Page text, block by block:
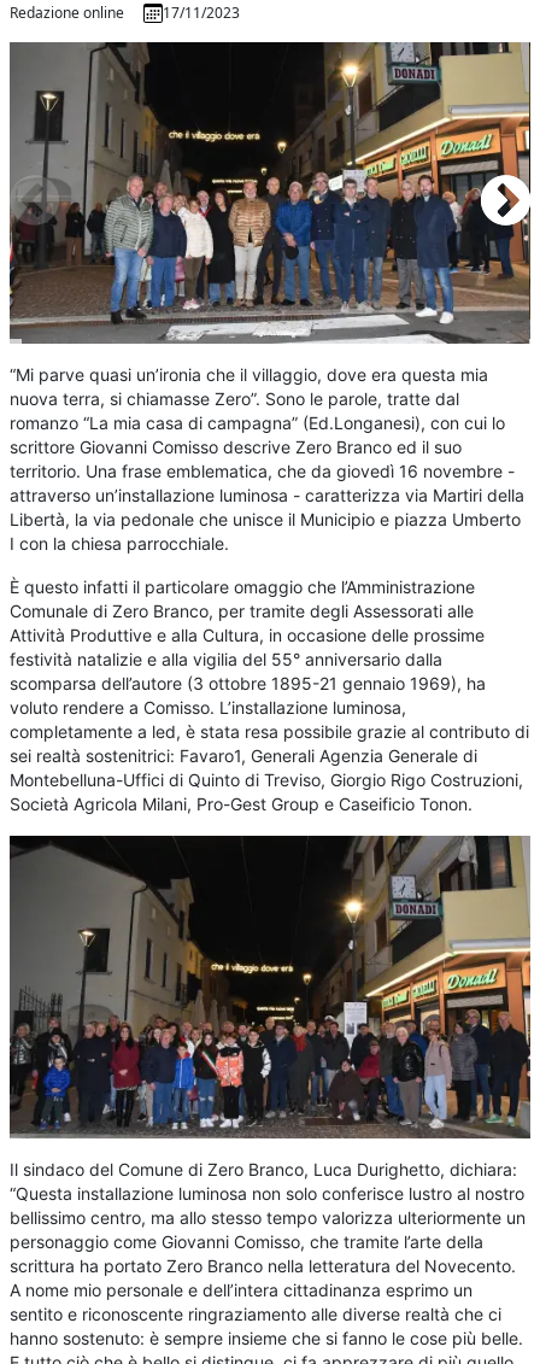
Redazione online 17/11/2023
“Mi parve quasi un’ironia che il villaggio, dove era questa mia
nuova terra, si chiamasse Zero”. Sono le parole, tratte dal
romanzo “La mia casa di campagna” (Ed.Longanesi), con cui lo
scrittore Giovanni Comisso descrive Zero Branco ed il suo
territorio. Una frase emblematica, che da giovedì 16 novembre -
attraverso un’installazione luminosa - caratterizza via Martiri della
Libertà, la via pedonale che unisce il Municipio e piazza Umberto
I con la chiesa parrocchiale.
È questo infatti il particolare omaggio che l’Amministrazione
Comunale di Zero Branco, per tramite degli Assessorati alle
Attività Produttive e alla Cultura, in occasione delle prossime
festività natalizie e alla vigilia del 55° anniversario dalla
scomparsa dell’autore (3 ottobre 1895-21 gennaio 1969), ha
voluto rendere a Comisso. L’installazione luminosa,
completamente a led, è stata resa possibile grazie al contributo di
sei realtà sostenitrici: Favaro1, Generali Agenzia Generale di
Montebelluna-Uffici di Quinto di Treviso, Giorgio Rigo Costruzioni,
Società Agricola Milani, Pro-Gest Group e Caseificio Tonon.
Il sindaco del Comune di Zero Branco, Luca Durighetto, dichiara:
“Questa installazione luminosa non solo conferisce lustro al nostro
bellissimo centro, ma allo stesso tempo valorizza ulteriormente un
personaggio come Giovanni Comisso, che tramite l’arte della
scrittura ha portato Zero Branco nella letteratura del Novecento.
A nome mio personale e dell’intera cittadinanza esprimo un
sentito e riconoscente ringraziamento alle diverse realtà che ci
hanno sostenuto: è sempre insieme che si fanno le cose più belle.